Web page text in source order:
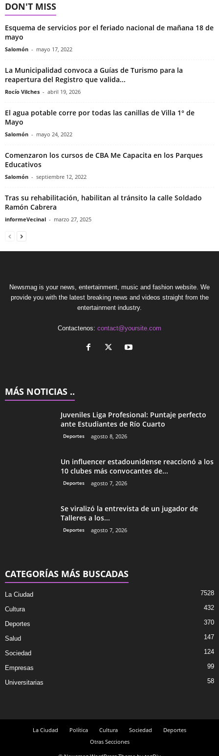
DON'T MISS
Esquema de servicios por el feriado nacional de mañana 18 de
mayo
Salomón - mayo 17, 2022
La Municipalidad convoca a Guías de Turismo para la
reapertura del Registro que valida...
Rocío Vilches - abril 19, 2026
El agua potable corre por todas las canillas de Villa 1° de
Mayo
Salomón - mayo 24, 2022
Comenzaron los cursos de CBA Me Capacita en los Parques
Educativos
Salomón - septiembre 12, 2022
Tras su rehabilitación, habilitan al tránsito la calle Soldado
Ramón Cabrera
informeVecinal - marzo 27, 2025
Newsmag is your news, entertainment, music and fashion website. We
provide you with the latest breaking news and videos straight from the
entertainment industry.
Contactenos: contact@yoursite.com
MÁS NOTICIAS ..
Juveniles Liga Profesional: Puntaje perfecto
ante Estudiantes de Río Cuarto
Deportes agosto 8, 2026
Un influencer estadounidense reaccionó a los
10 clubes más convocantes de...
Deportes agosto 7, 2026
Se viralizó la entrevista de un jugador de
Talleres a los...
Deportes agosto 7, 2026
CATEGORÍAS MÁS BUSCADAS
La Ciudad 7528
Cultura 432
Deportes 370
Salud 147
Sociedad 124
Empresas 99
Universitarias 58
La Ciudad Política Cultura Sociedad
Deportes
Otras Secciones